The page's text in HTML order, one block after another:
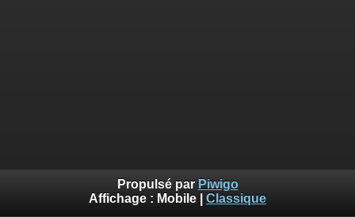
Propulsé par Piwigo
Affichage : Mobile Classique